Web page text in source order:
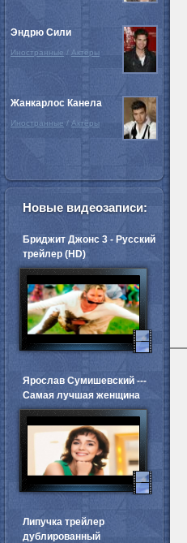
Эндрю Сили
Иностранные / Актёры
Жанкарлос Канела
Иностранные / Актёры
Новые видеозаписи:
Бриджит Джонс 3 - Русский
трейлер (HD)
Ярослав Сумишевский ---
Самая лучшая женщина
Липучка трейлер
дублированный